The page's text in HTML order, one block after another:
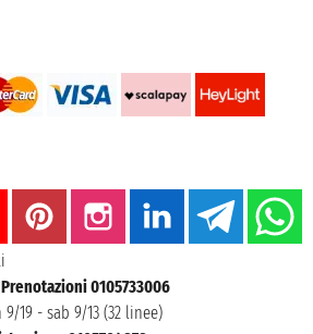
0105733006
19 - sab 9/13 (32 linee)